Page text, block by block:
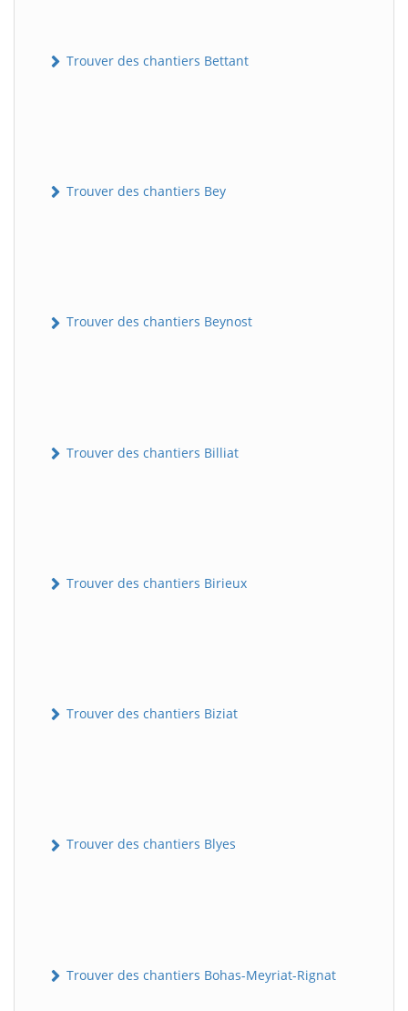
Trouver des chantiers Bettant
Trouver des chantiers Bey
Trouver des chantiers Beynost
Trouver des chantiers Billiat
Trouver des chantiers Birieux
Trouver des chantiers Biziat
Trouver des chantiers Blyes
Trouver des chantiers Bohas-Meyriat-Rignat